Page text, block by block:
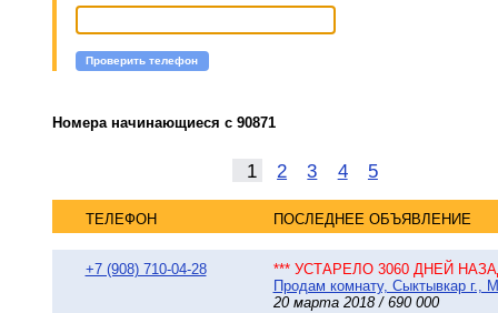
Проверить телефон
Номера начинающиеся с 90871
1 2 3 4 5
ТЕЛЕФОН ПОСЛЕДНЕЕ ОБЪЯВЛЕНИЕ
+7 (908) 710-04-28
*** УСТАРЕЛО 3060 ДНЕЙ
Продам комнату, Сыктывкар г.,
20 марта 2018 / 690 000